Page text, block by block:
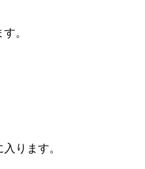
。
ります。